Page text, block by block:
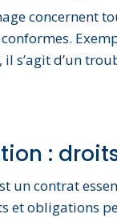
concernent
s’agit d’un
:
un contrat
et obligations